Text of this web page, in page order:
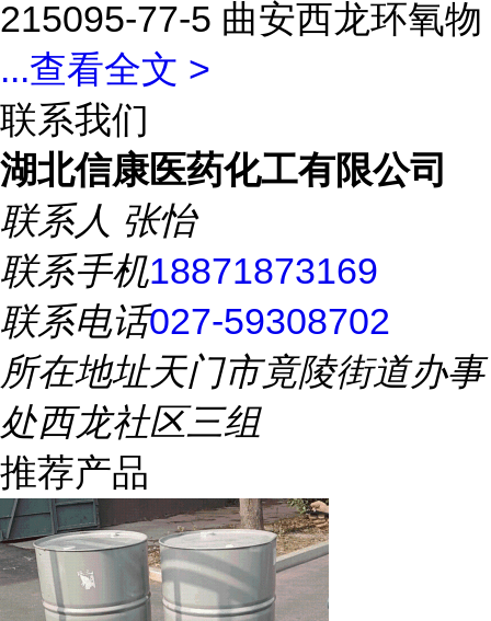
215095-77-5 曲安西龙环氧物
...查看全文 >
联系我们
湖北信康医药化工有限公司
联系人 张怡
联系手机18871873169
联系电话027-59308702
所在地址天门市竟陵街道办事
处西龙社区三组
推荐产品